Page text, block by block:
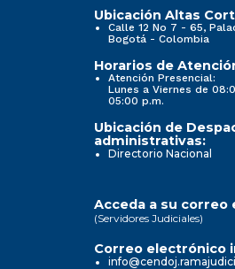
Ubicación Altas
Calle 12 No 7 - 65,
Bogotá - Colombia
Horarios de
Atención Presencial:
Lunes a Viernes de
05:00 p.m.
Ubicación de
administrativas:
Directorio Nacional
Acceda a su
(Servidores Judiciales)
Correo electrónico